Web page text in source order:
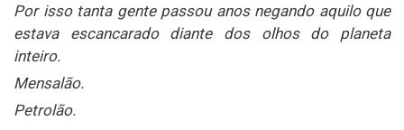
Por isso tanta gente passou anos negando aquilo que
estava escancarado diante dos olhos do planeta
inteiro.
Mensalão.
Petrolão.